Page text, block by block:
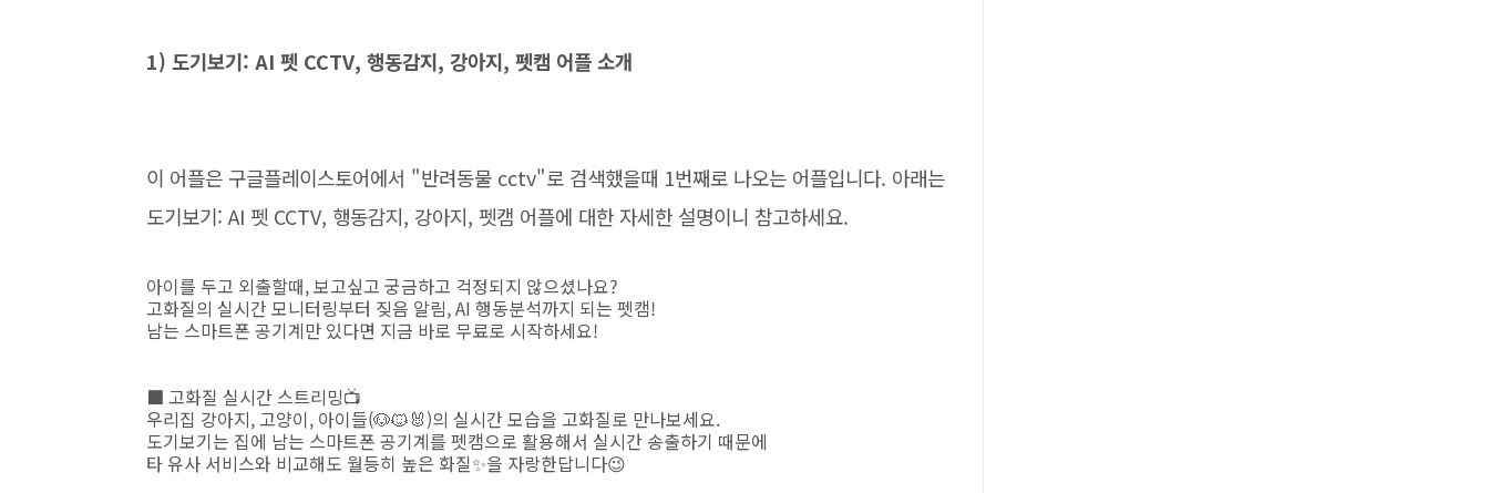
1) 도기보기: AI 펫 CCTV, 행동감지, 강아지, 펫캠 어플 소개
이 어플은 구글플레이스토어에서 "반려동물 cctv"로 검색했을때 1번째로 나오는 어플입니다. 아래는
도기보기: AI 펫 CCTV, 행동감지, 강아지, 펫캠 어플에 대한 자세한 설명이니 참고하세요.
아이를 두고 외출할때, 보고싶고 궁금하고 걱정되지 않으셨나요?
고화질의 실시간 모니터링부터 짖음 알림, AI 행동분석까지 되는 펫캠!
남는 스마트폰 공기계만 있다면 지금 바로 무료로 시작하세요!
■ 고화질 실시간 스트리밍📺
우리집 강아지, 고양이, 아이들(🐶🐱🐰)의 실시간 모습을 고화질로 만나보세요.
도기보기는 집에 남는 스마트폰 공기계를 펫캠으로 활용해서 실시간 송출하기 때문에
타 유사 서비스와 비교해도 월등히 높은 화질✨을 자랑한답니다😉